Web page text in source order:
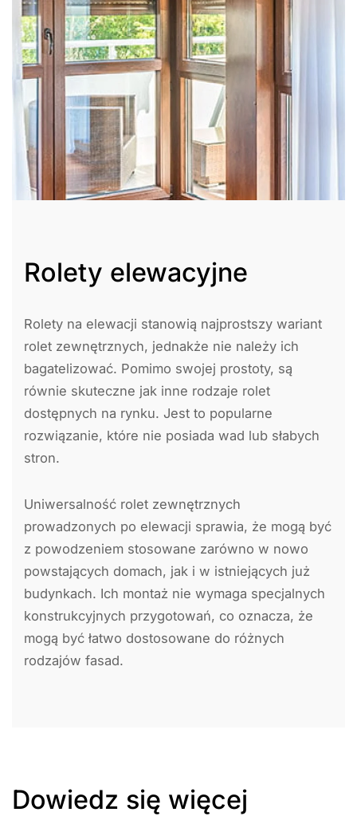
Rolety elewacyjne
Rolety na elewacji stanowią najprostszy wariant
rolet zewnętrznych, jednakże nie należy ich
bagatelizować. Pomimo swojej prostoty, są
równie skuteczne jak inne rodzaje rolet
dostępnych na rynku. Jest to popularne
rozwiązanie, które nie posiada wad lub słabych
stron.
Uniwersalność rolet zewnętrznych
prowadzonych po elewacji sprawia, że mogą być
z powodzeniem stosowane zarówno w nowo
powstających domach, jak i w istniejących już
budynkach. Ich montaż nie wymaga specjalnych
konstrukcyjnych przygotowań, co oznacza, że
mogą być łatwo dostosowane do różnych
rodzajów fasad.
Dowiedz się więcej